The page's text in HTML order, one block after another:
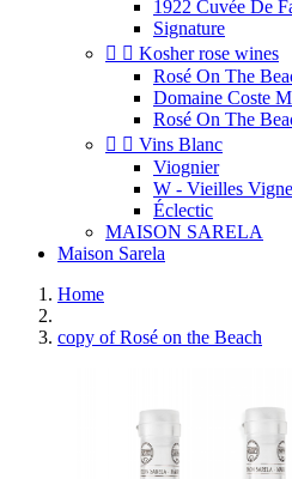
1922 Cuvée De
Signature
  Kosher rose wines
Rosé On The
Domaine Coste
Rosé On The
  Vins Blanc
Viognier
W - Vieilles
Éclectic
MAISON SARELA
Maison Sarela
Home
copy of Rosé on the Beach